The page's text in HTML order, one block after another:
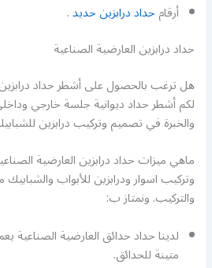
أرقامحداد درابزين حديد.
حداد درابزين العارضية الصناعية
هل ترغب بالحصول على أشطر حداد درابزين
لكم أشطر حداد ديوانية جلسة خارجي
والخبرة في تصميم وتركيب درابزين
ماهي ميزات حداد درابزين العارضية
وتركيب اسوار ودرابزين للأبواب
والتركيب. ونمتاز ب:
لدينا حداد حدائق العارضية
متينة للحدائق.